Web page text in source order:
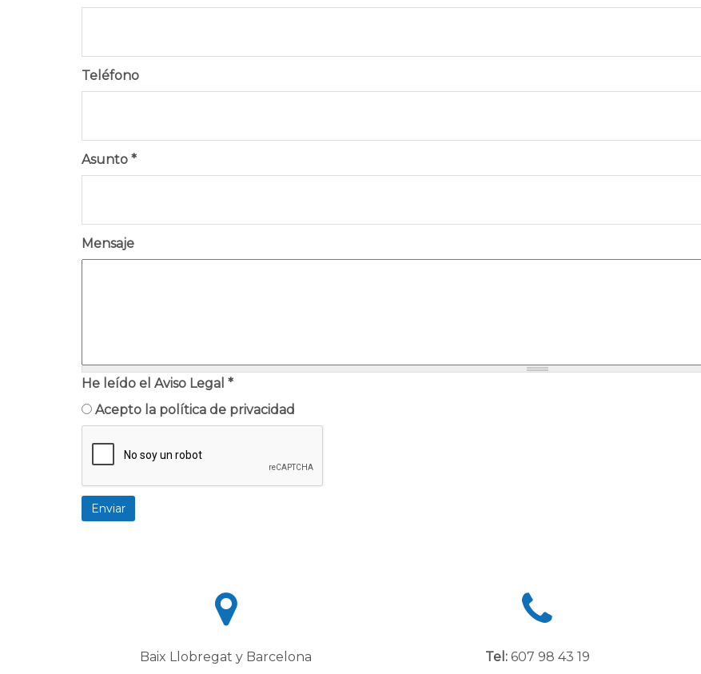
Teléfono
Asunto *
Mensaje
He leído el Aviso Legal *
Acepto la política de privacidad
Baix Llobregat y Barcelona Tel:607 98 43 19